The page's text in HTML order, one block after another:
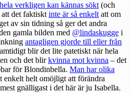
verkligen kan kännas sökt(och
det faktisktinte är så enkeltatt om
av sin tidning så ger det andra
gamla bilden med @lindaskugge i
antagligen gjorde till eller från
blir det lite patetiskt när hela
och det blirkvinna mot kvinna – det
för Blondinbella. Man har olika
enkelt helt omöjligt att förändra
gnälligast i det här är ju Isabella.